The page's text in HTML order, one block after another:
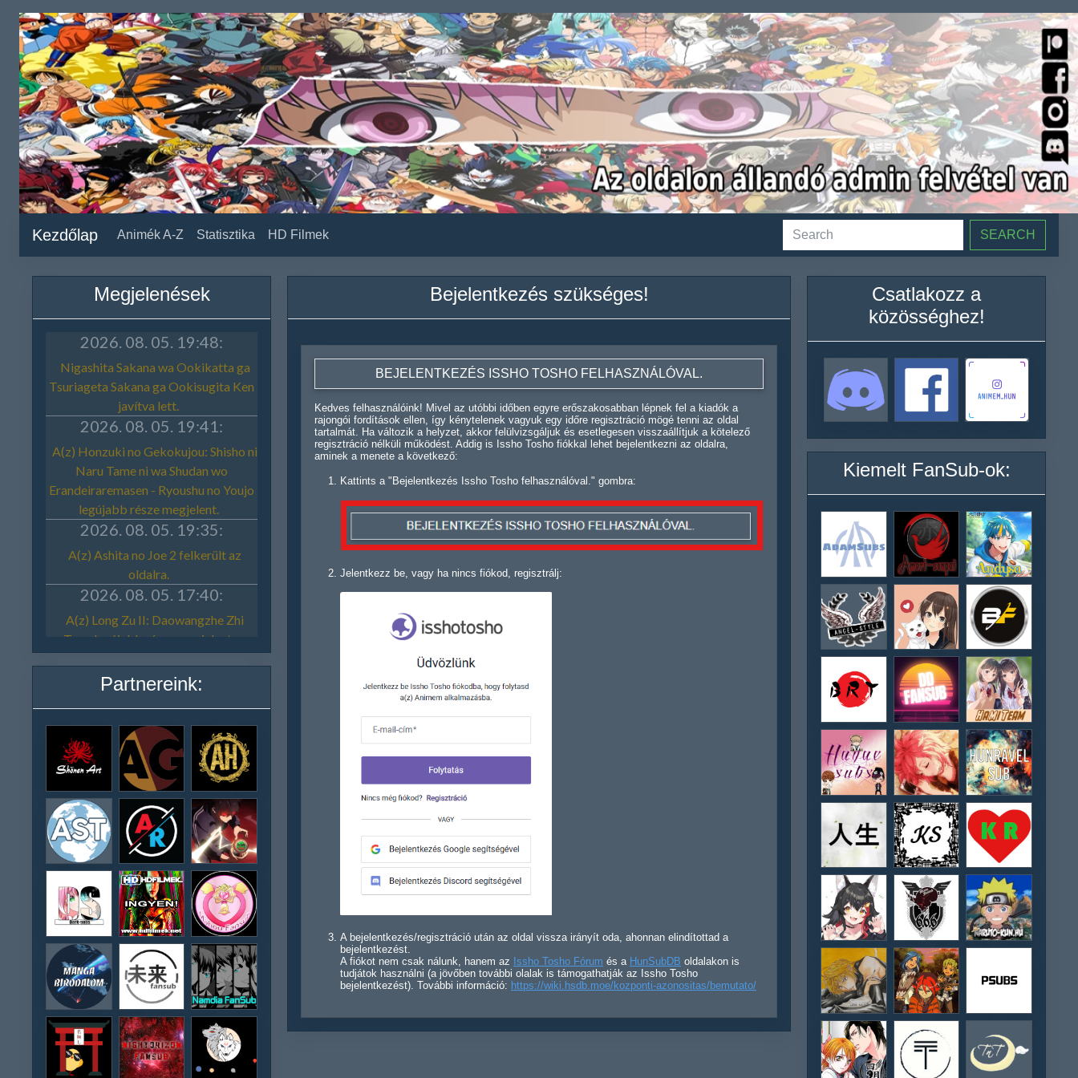
Kezdőlap Animék A-Z Statisztika HD Filmek SEARCH
Megjelenések
Partnereink:
Bejelentkezés szükséges!
BEJELENTKEZÉS ISSHO TOSHO FELHASZNÁLÓVAL.
Kedves felhasználóink! Mivel az utóbbi időben egyre erőszakosabban lépnek fel a kiadók a
rajongói fordítások ellen, így kénytelenek vagyuk egy időre regisztráció mögé tenni az oldal
tartalmát. Ha változik a helyzet, akkor felülvizsgáljuk és esetlegesen visszaállítjuk a kötelező
regisztráció nélküli működést. Addig is Issho Tosho fiókkal lehet bejelentkezni az oldalra,
aminek a menete a következő:
Kattints a "Bejelentkezés Issho Tosho felhasználóval." gombra:
Jelentkezz be, vagy ha nincs fiókod, regisztrálj:
A bejelentkezés/regisztráció után az oldal vissza irányít oda, ahonnan elindítottad a
bejelentkezést.
A fiókot nem csak nálunk, hanem az Issho Tosho Fórum és a HunSubDB oldalakon is
tudjátok használni (a jövőben további olalak is támogathatják az Issho Tosho
bejelentkezést). További információ: https://wiki.hsdb.moe/kozponti-azonositas/bemutato/
Csatlakozz a
közösséghez!
Kiemelt FanSub-ok: